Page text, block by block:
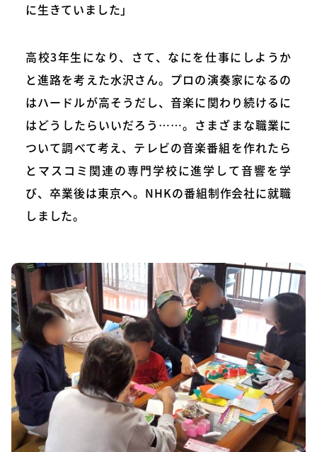
に生きていました」
高校3年生になり、さて、なにを仕事にしようか
と進路を考えた水沢さん。プロの演奏家になるの
はハードルが高そうだし、音楽に関わり続けるに
はどうしたらいいだろう……。さまざまな職業に
ついて調べて考え、テレビの音楽番組を作れたら
とマスコミ関連の専門学校に進学して音響を学
び、卒業後は東京へ。NHKの番組制作会社に就職
しました。